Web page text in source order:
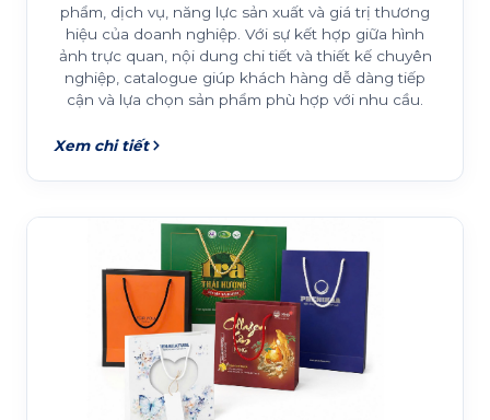
phẩm, dịch vụ, năng lực sản xuất và giá trị thương
hiệu của doanh nghiệp. Với sự kết hợp giữa hình
ảnh trực quan, nội dung chi tiết và thiết kế chuyên
nghiệp, catalogue giúp khách hàng dễ dàng tiếp
cận và lựa chọn sản phẩm phù hợp với nhu cầu.
Xem chi tiết